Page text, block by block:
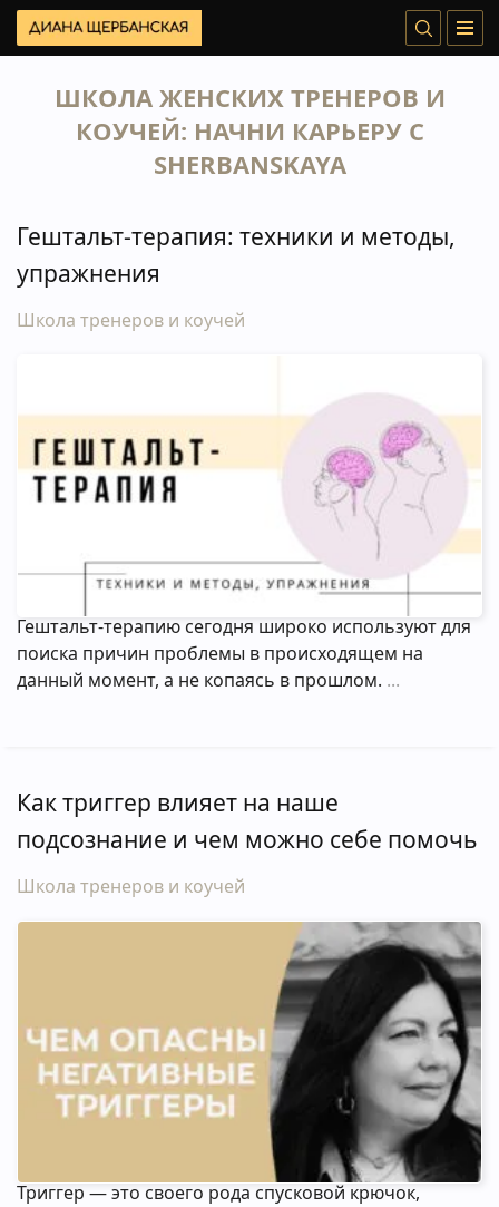
ШКОЛА ЖЕНСКИХ ТРЕНЕРОВ И
КОУЧЕЙ: НАЧНИ КАРЬЕРУ С
SHERBANSKAYA
Гештальт-терапия: техники и методы,
упражнения
Школа тренеров и коучей
Гештальт-терапию сегодня широко используют для
поиска причин проблемы в происходящем на
данный момент, а не копаясь в прошлом.
Как триггер влияет на наше
подсознание и чем можно себе помочь
Школа тренеров и коучей
Триггер — это своего рода спусковой крючок,